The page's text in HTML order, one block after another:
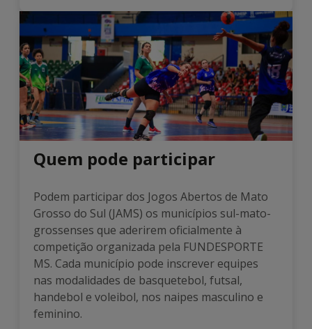
Quem pode participar
Podem participar dos Jogos Abertos de Mato
Grosso do Sul (JAMS) os municípios sul-mato-
grossenses que aderirem oficialmente à
competição organizada pela FUNDESPORTE
MS. Cada município pode inscrever equipes
nas modalidades de basquetebol, futsal,
handebol e voleibol, nos naipes masculino e
feminino.